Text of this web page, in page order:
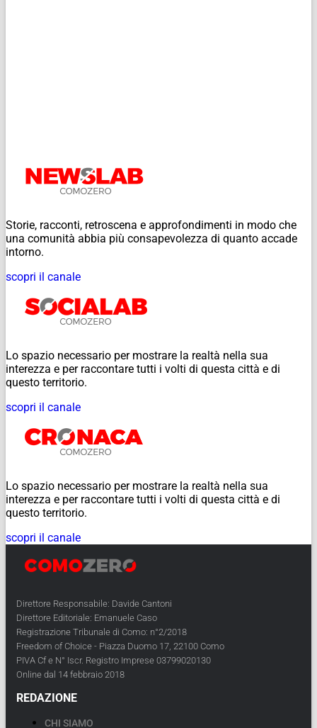
Storie, racconti, retroscena e approfondimenti in modo che
una comunità abbia più consapevolezza di quanto accade
intorno.
scopri il canale
Lo spazio necessario per mostrare la realtà nella sua
interezza e per raccontare tutti i volti di questa città e di
questo territorio.
scopri il canale
Lo spazio necessario per mostrare la realtà nella sua
interezza e per raccontare tutti i volti di questa città e di
questo territorio.
scopri il canale
Direttore Responsabile: Davide Cantoni
Direttore Editoriale: Emanuele Caso
Registrazione Tribunale di Como: n°2/2018
Freedom of Choice - Piazza Duomo 17, 22100 Como
PIVA Cf e N° Iscr. Registro Imprese 03799020130
Online dal 14 febbraio 2018
REDAZIONE
CHI SIAMO